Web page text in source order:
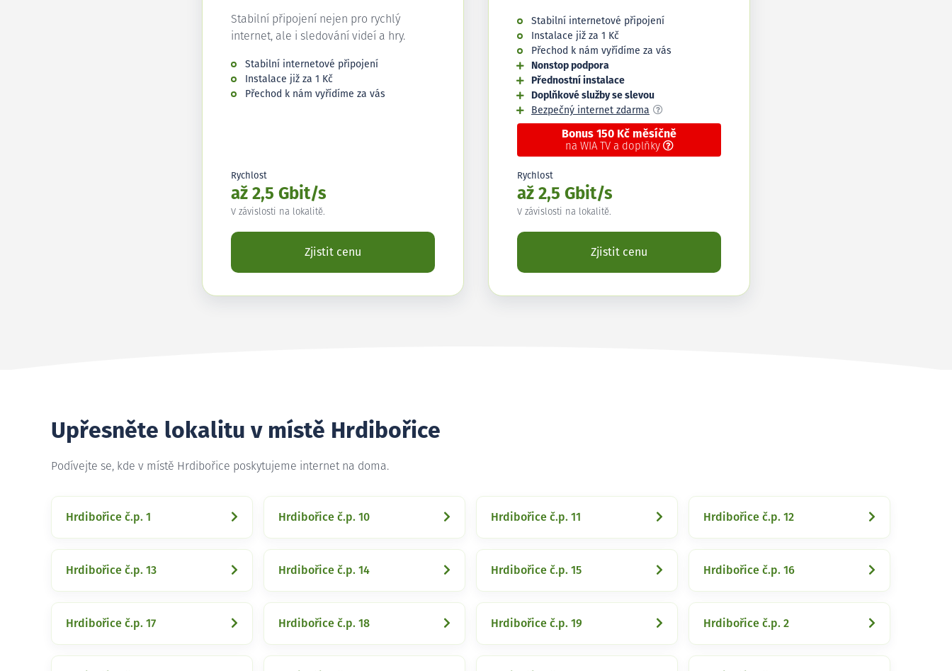
Stabilní připojení nejen pro rychlý
internet, ale i sledování videí a hry.
Stabilní internetové připojení
Instalace již za 1 Kč
Přechod k nám vyřídíme za vás
Rychlost
až 2,5 Gbit/s
V závislosti na lokalitě.
Zjistit cenu
Stabilní internetové připojení
Instalace již za 1 Kč
Přechod k nám vyřídíme za vás
Nonstop podpora
Přednostní instalace
Doplňkové služby se slevou
Bezpečný internet zdarma
Bonus 150 Kč měsíčně
na WIA TV a doplňky
Rychlost
až 2,5 Gbit/s
V závislosti na lokalitě.
Zjistit cenu
Upřesněte lokalitu v místě Hrdibořice
Podívejte se, kde v místě Hrdibořice poskytujeme internet na doma.
Hrdibořice č.p. 1 Hrdibořice č.p. 10 Hrdibořice č.p. 11 Hrdibořice č.p. 12
Hrdibořice č.p. 13 Hrdibořice č.p. 14 Hrdibořice č.p. 15 Hrdibořice č.p. 16
Hrdibořice č.p. 17 Hrdibořice č.p. 18 Hrdibořice č.p. 19 Hrdibořice č.p. 2